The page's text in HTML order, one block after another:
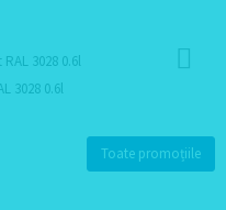
3028 0.6l
Toate promoțiile